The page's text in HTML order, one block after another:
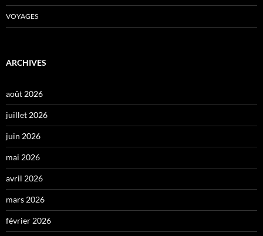
VOYAGES
ARCHIVES
août 2026
juillet 2026
juin 2026
mai 2026
avril 2026
mars 2026
février 2026